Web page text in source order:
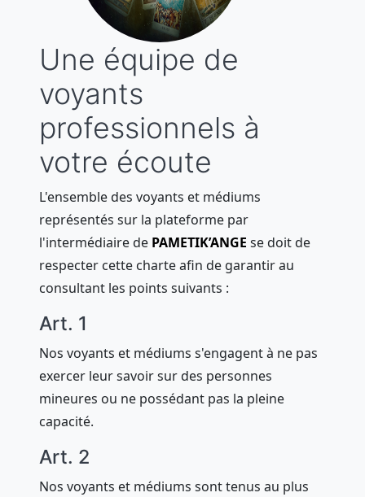
Une équipe de
voyants
professionnels à
votre écoute
L'ensemble des voyants et médiums
représentés sur la plateforme par
l'intermédiaire de PAMETIK’ANGE se doit de
respecter cette charte afin de garantir au
consultant les points suivants :
Art. 1
Nos voyants et médiums s'engagent à ne pas
exercer leur savoir sur des personnes
mineures ou ne possédant pas la pleine
capacité.
Art. 2
Nos voyants et médiums sont tenus au plus